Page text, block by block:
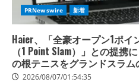
PRNewswire 新着
Haier、「全豪オープン1ポイ
（1 Point Slam）」との提携
の根テニスをグランドスラム
2026/08/07/01:54:35